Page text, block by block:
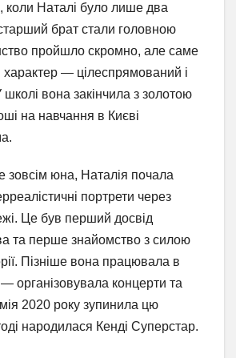
коли Наталі було лише два
брат стали головною
пройшло скромно, але саме
— цілеспрямований і
вона закінчила з золотою
на навчання в Києві
зовсім юна, Наталія почала
портрети через
Це був перший досвід
та перше знайомство з силою
Пізніше вона працювала в
— організовувала концерти та
2020 року зупинила цю
народилася Кенді Суперстар.